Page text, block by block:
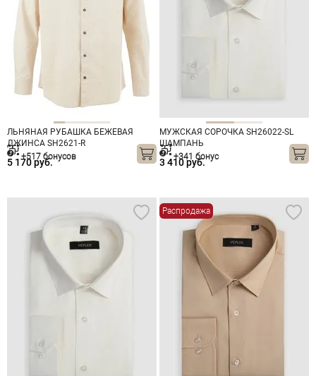
ЛЬНЯНАЯ РУБАШКА БЕЖЕВАЯ
ДЖИНСА SH2621-R
5 170 руб.
+517 бонусов
МУЖСКАЯ СОРОЧКА SH26022-SL
ШАМПАНЬ
3 410 руб.
+341 бонус
Распродажа